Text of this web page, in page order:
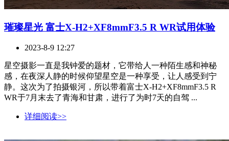
璀璨星光 富士X-H2+XF8mmF3.5 R WR试用体验
2023-8-9 12:27
星空摄影一直是我钟爱的题材，它带给人一种陌生感和神秘
感，在夜深人静的时候仰望星空是一种享受，让人感受到宁
静。这次为了拍摄银河，所以带着富士X-H2+XF8mmF3.5 R
WR于7月末去了青海和甘肃，进行了为时7天的自驾 ...
详细阅读>>